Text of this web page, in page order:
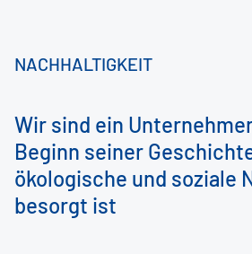
NACHHALTIGKEIT
Wir sind ein
Beginn seiner
ökologische und soziale
besorgt ist